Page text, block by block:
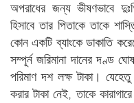
অপরাধের জন্য ভীষণভাবে
হিসাবে তার পিতাকে তাকে
কোন একটি ব্যাংকে ডাকাতি
সম্পূর্ন জরিমানা দানের দণ্ড
পরিমাণ দশ লক্ষ টাকা। যেহেতু
করার টাকা নেই, তাকে